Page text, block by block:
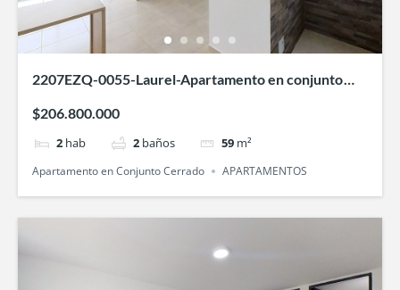
2207EZQ-0055-Laurel-Apartamento en conjunto
$206.800.000
2 hab 2 baños 59 m²
Apartamento en Conjunto Cerrado APARTAMENTOS